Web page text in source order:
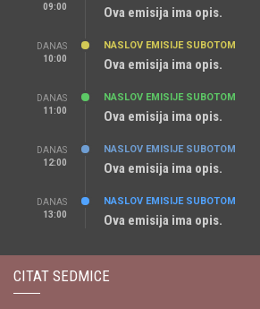
09:00
Ova emisija ima opis.
DANAS
10:00
NASLOV EMISIJE SUBOTOM
Ova emisija ima opis.
DANAS
11:00
NASLOV EMISIJE SUBOTOM
Ova emisija ima opis.
DANAS
12:00
NASLOV EMISIJE SUBOTOM
Ova emisija ima opis.
DANAS
13:00
NASLOV EMISIJE SUBOTOM
Ova emisija ima opis.
CITAT SEDMICE